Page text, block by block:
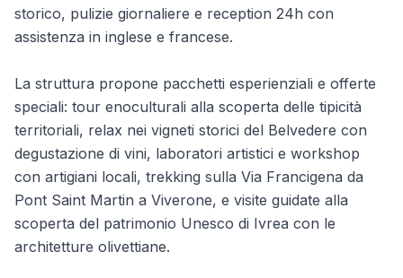
storico, pulizie giornaliere e reception 24h con
assistenza in inglese e francese.
La struttura propone pacchetti esperienziali e offerte
speciali: tour enoculturali alla scoperta delle tipicità
territoriali, relax nei vigneti storici del Belvedere con
degustazione di vini, laboratori artistici e workshop
con artigiani locali, trekking sulla Via Francigena da
Pont Saint Martin a Viverone, e visite guidate alla
scoperta del patrimonio Unesco di Ivrea con le
architetture olivettiane.